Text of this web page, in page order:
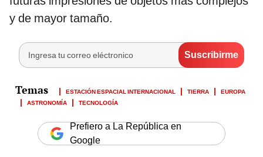
y de mayor tamaño.
ESTACIÓN ESPACIAL INTERNACIONAL TIERRA
EUROPA
ASTRONOMÍA
TECNOLOGÍA
Prefiero a La República en
Google